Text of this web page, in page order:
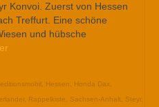
Konvoi. Zuerst von Hessen
Treffurt. Eine schöne
und hübsche
Hessen Honda Dax
, Rappelkiste Sachsen-Anhalt Steyr,